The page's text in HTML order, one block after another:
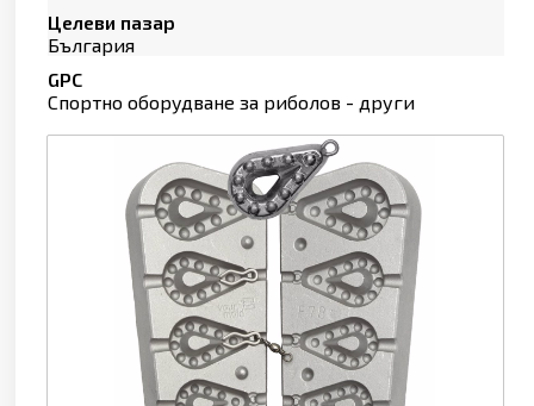
Целеви пазар
България
GPC
Спортно оборудване за риболов - други